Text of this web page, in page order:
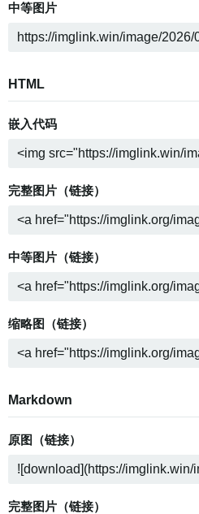
中等图片
HTML
嵌入代码
完整图片（链接）
中等图片（链接）
缩略图（链接）
Markdown
原图（链接）
完整图片（链接）